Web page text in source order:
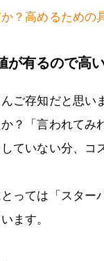
？高めるための
が有るので高
ご存知だと思
？「言われて
ていない分、コ
っては「スタ
ます。